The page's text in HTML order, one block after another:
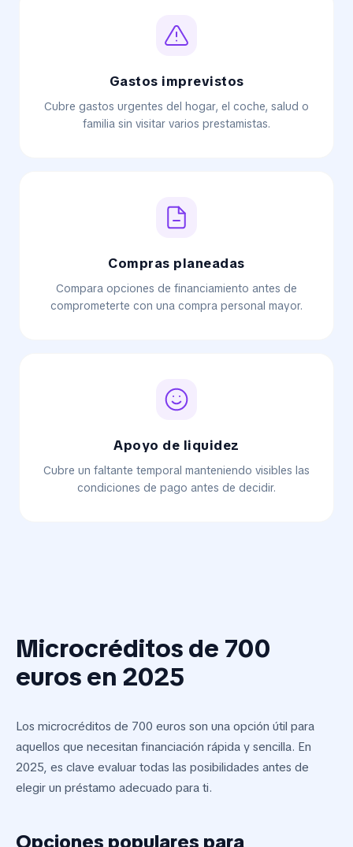
Gastos imprevistos
Cubre gastos urgentes del hogar, el coche, salud o
familia sin visitar varios prestamistas.
Compras planeadas
Compara opciones de financiamiento antes de
comprometerte con una compra personal mayor.
Apoyo de liquidez
Cubre un faltante temporal manteniendo visibles las
condiciones de pago antes de decidir.
Microcréditos de 700
euros en 2025
Los microcréditos de 700 euros son una opción útil para
aquellos que necesitan financiación rápida y sencilla. En
2025, es clave evaluar todas las posibilidades antes de
elegir un préstamo adecuado para ti.
Opciones populares para